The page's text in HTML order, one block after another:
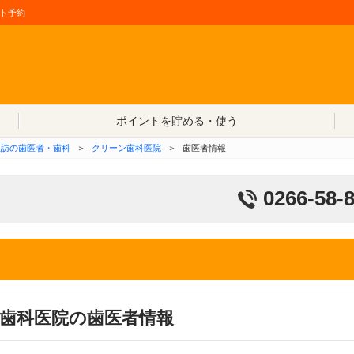
予約
ポイントを貯める・使う
の歯医者・歯科 ＞ クリーン歯科医院 ＞ 歯医者情報
0266-58-
科医院の歯医者情報